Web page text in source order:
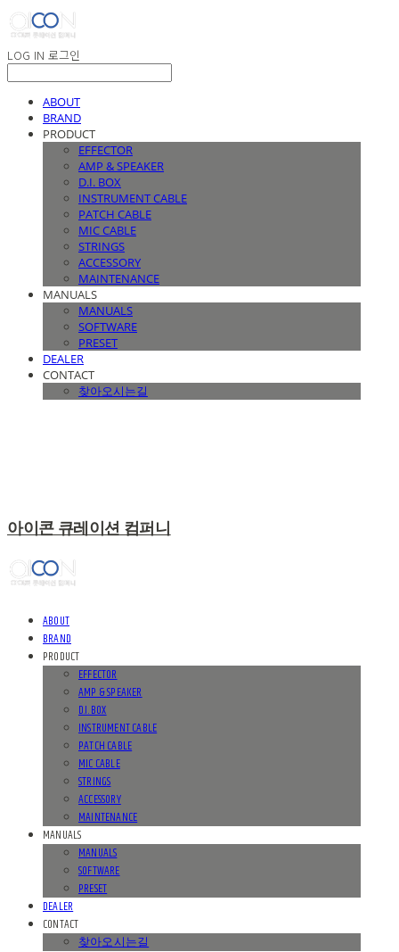
LOG IN 로그인
ABOUT
BRAND
PRODUCT
EFFECTOR
AMP & SPEAKER
D.I. BOX
INSTRUMENT CABLE
PATCH CABLE
MIC CABLE
STRINGS
ACCESSORY
MAINTENANCE
MANUALS
MANUALS
SOFTWARE
PRESET
DEALER
CONTACT
찾아오시는길
아이콘 큐레이션 컴퍼니
ABOUT
BRAND
PRODUCT
EFFECTOR
AMP & SPEAKER
D.I. BOX
INSTRUMENT CABLE
PATCH CABLE
MIC CABLE
STRINGS
ACCESSORY
MAINTENANCE
MANUALS
MANUALS
SOFTWARE
PRESET
DEALER
CONTACT
찾아오시는길